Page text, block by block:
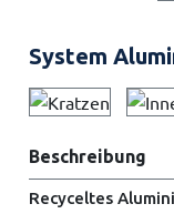
System
Beschreibung
Recyceltes